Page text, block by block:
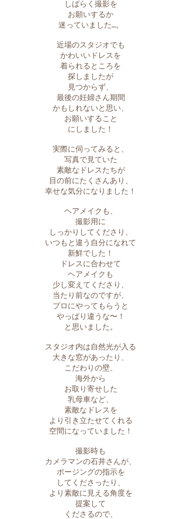
しばらく撮影を
お願いするか
迷っていました…。
近場のスタジオでも
かわいいドレスを
着られるところを
探しましたが
見つからず、
最後の妊婦さん期間
かもしれないと思い、
お願いすること
にしました！
実際に伺ってみると、
写真で見ていた
素敵なドレスたちが
目の前にたくさんあり、
幸せな気分になりました！
ヘアメイクも、
撮影用に
しっかりしてくださり、
いつもと違う自分になれて
新鮮でした！
ドレスに合わせて
ヘアメイクも
少し変えてくださり、
当たり前なのですが、
プロにやってもらうと
やっぱり違うな〜！
と思いました。
スタジオ内は自然光が入る
大きな窓があったり、
こだわりの壁、
海外から
お取り寄せした
乳母車など、
素敵なドレスを
より引き立たせてくれる
空間になっていました！
撮影時も
カメラマンの石井さんが、
ポージングの指示を
してくださったり、
より素敵に見える角度を
提案して
くださるので、